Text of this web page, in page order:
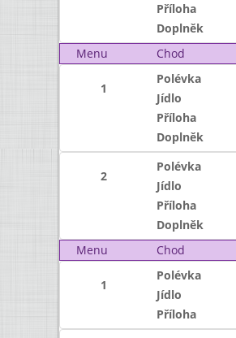
Příloha
Doplněk
Menu
Chod
1
Polévka
Jídlo
Příloha
Doplněk
2
Polévka
Jídlo
Příloha
Doplněk
Menu
Chod
1
Polévka
Jídlo
Příloha